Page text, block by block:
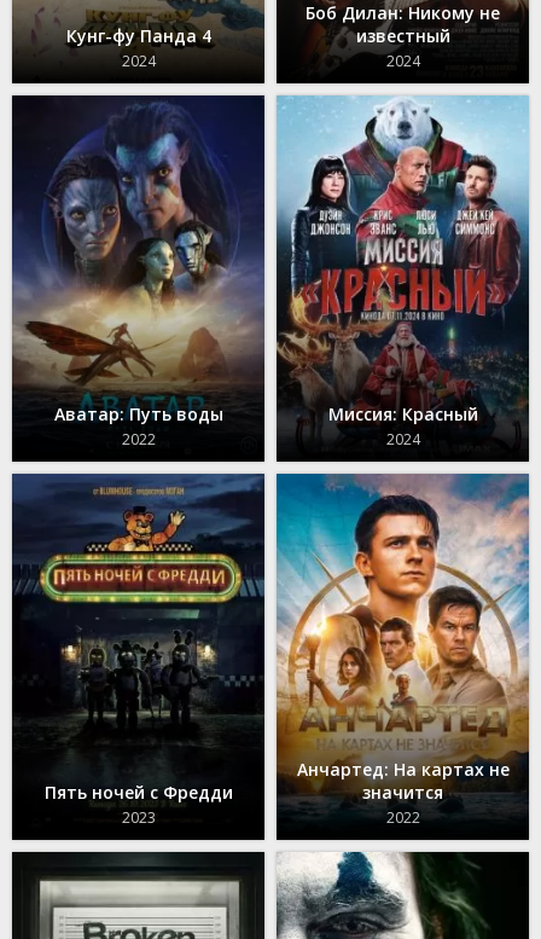
Кунг-фу Панда 4
2024
Боб Дилан: Никому не
известный
2024
Аватар: Путь воды
2022
Миссия: Красный
2024
Пять ночей с Фредди
2023
Анчартед: На картах не
значится
2022